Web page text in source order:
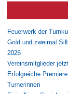
Feuerwerk der
Gold und zweimal
2026
Vereinsmitglieder
Erfolgreiche
Turnerinnen